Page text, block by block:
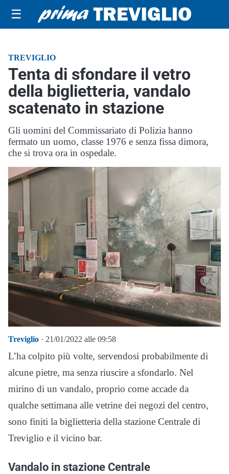
☰
TREVIGLIO
Tenta di sfondare il vetro
della biglietteria, vandalo
scatenato in stazione
Gli uomini del Commissariato di Polizia hanno
fermato un uomo, classe 1976 e senza fissa dimora,
che si trova ora in ospedale.
Treviglio · 21/01/2022 alle 09:58
L’ha colpito più volte, servendosi probabilmente di
alcune pietre, ma senza riuscire a sfondarlo. Nel
mirino di un vandalo, proprio come accade da
qualche settimana alle vetrine dei negozi del centro,
sono finiti la biglietteria della stazione Centrale di
Treviglio e il vicino bar.
Vandalo in stazione Centrale